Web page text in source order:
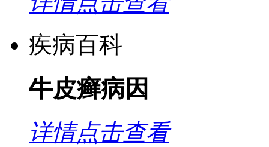
疾病百科
牛皮癣病因
详情点击查看